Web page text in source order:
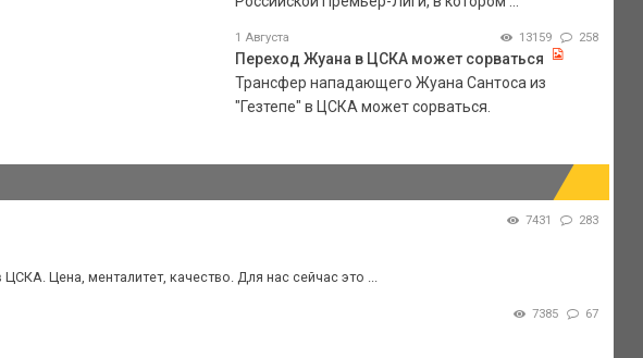
1 Августа 13159 258
Переход Жуана в ЦСКА может сорваться
Трансфер нападающего Жуана Сантоса из
"Гезтепе" в ЦСКА может сорваться.
7431 283
Цена, менталитет, качество. Для нас сейчас это ...
7385 67